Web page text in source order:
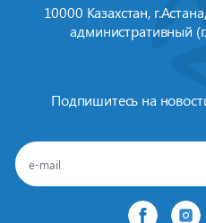
10000 Казахстан,
административный
Подпишитесь на